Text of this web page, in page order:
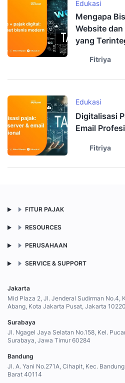
Edukasi
Mengapa
Website
yang
Fitriya
Edukasi
Digitalisasi
Email
Fitriya
FITUR PAJAK
RESOURCES
PERUSAHAAN
SERVICE & SUPPORT
Jakarta
Mid Plaza 2, Jl. Jenderal Sudirman No.4,
Abang, Kota Jakarta Pusat, Jakarta 10220
Surabaya
Jl. Ngagel Jaya Selatan No.158, Kel.
Surabaya, Jawa Timur 60284
Bandung
Jl. A. Yani No.271A, Cihapit, Kec.
Barat 40114